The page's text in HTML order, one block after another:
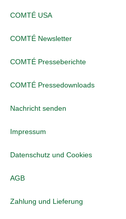
COMTÉ USA
COMTÉ Newsletter
COMTÉ Presseberichte
COMTÉ Pressedownloads
Nachricht senden
Impressum
Datenschutz und Cookies
AGB
Zahlung und Lieferung